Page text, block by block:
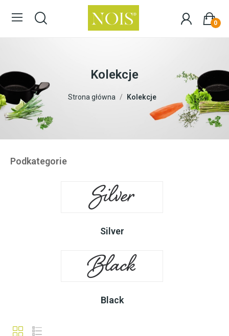
0
Kolekcje
Strona główna Kolekcje
Podkategorie
Silver
Black